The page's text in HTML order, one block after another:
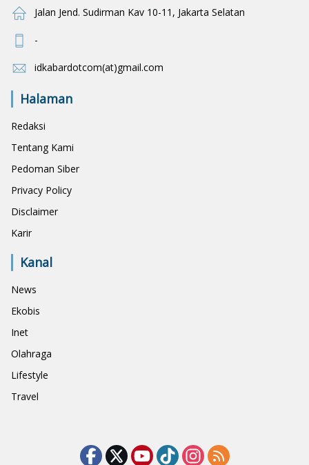
Jalan Jend. Sudirman Kav 10-11, Jakarta Selatan
-
idkabardotcom(at)gmail.com
Halaman
Redaksi
Tentang Kami
Pedoman Siber
Privacy Policy
Disclaimer
Karir
Kanal
News
Ekobis
Inet
Olahraga
Lifestyle
Travel